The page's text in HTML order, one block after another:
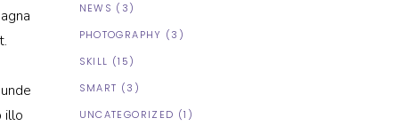
illo
NEWS (3)
PHOTOGRAPHY (3)
SKILL (15)
SMART (3)
UNCATEGORIZED (1)